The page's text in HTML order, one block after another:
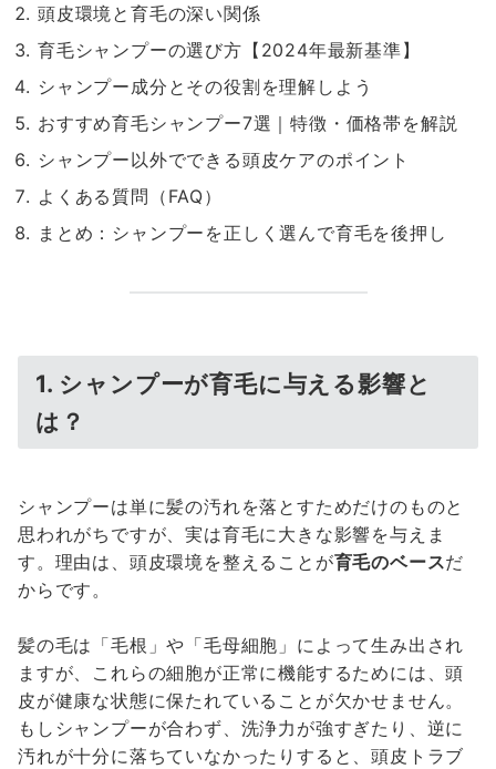
頭皮環境と育毛の深い関係
育毛シャンプーの選び方【2024年最新基準】
シャンプー成分とその役割を理解しよう
おすすめ育毛シャンプー7選｜特徴・価格帯を解説
シャンプー以外でできる頭皮ケアのポイント
よくある質問（FAQ）
まとめ：シャンプーを正しく選んで育毛を後押し
1. シャンプーが育毛に与える影響と
は？
シャンプーは単に髪の汚れを落とすためだけのものと
思われがちですが、実は育毛に大きな影響を与えま
す。理由は、頭皮環境を整えることが育毛のベースだ
からです。
髪の毛は「毛根」や「毛母細胞」によって生み出され
ますが、これらの細胞が正常に機能するためには、頭
皮が健康な状態に保たれていることが欠かせません。
もしシャンプーが合わず、洗浄力が強すぎたり、逆に
汚れが十分に落ちていなかったりすると、頭皮トラブ